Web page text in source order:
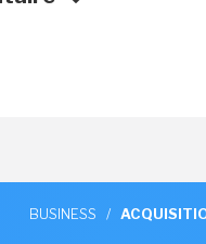
BUSINESS /